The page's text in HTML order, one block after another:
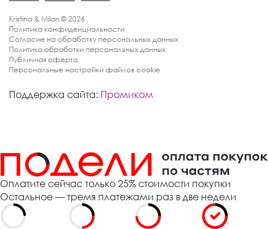
Kristina & Milan © 2026
Политика конфиденциальности
Согласие на обработку персональных данных
Политика обработки персональных данных
Публичная оферта
Персональные настройки файлов cookie
Поддержка сайта: Промиком
Оплатите сейчас только 25% стоимости покупки
Остальное — тремя платежами раз в две недели